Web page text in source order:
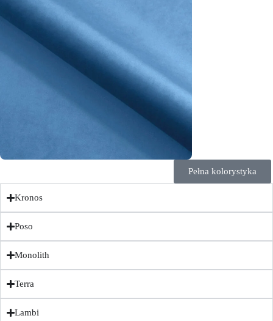
Pełna kolorystyka
Kronos
Poso
Monolith
Terra
Lambi